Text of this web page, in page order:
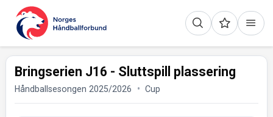
Bringserien J16 - Sluttspill plassering
Håndballsesongen 2025/2026 Cup